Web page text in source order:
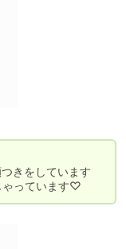
きをしています
ゃっています♡